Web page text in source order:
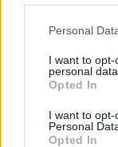
Please note that
not limited to
grant or deny
use your data for
consent section.
Personal
I want to
personal data.
Opted In
I want to
Personal
Opted In